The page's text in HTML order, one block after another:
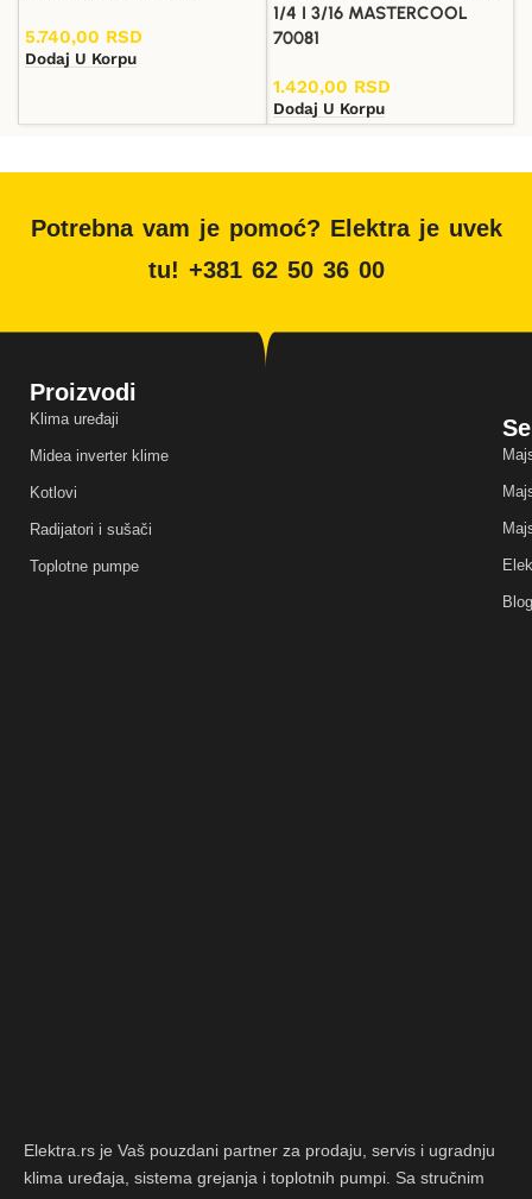
5.740,00 RSD
Dodaj U Korpu
1/4 I 3/16 MASTERCOOL
70081
1.420,00 RSD
Dodaj U Korpu
Potrebna vam je pomoć? Elektra je uvek
tu! +381 62 50 36 00
Proizvodi
Klima uređaji
Midea inverter klime
Kotlovi
Radijatori i sušači
Toplotne pumpe
Blog
Elektra.rs je Vaš pouzdani partner za prodaju, servis i ugradnju
klima uređaja, sistema grejanja i toplotnih pumpi. Sa stručnim